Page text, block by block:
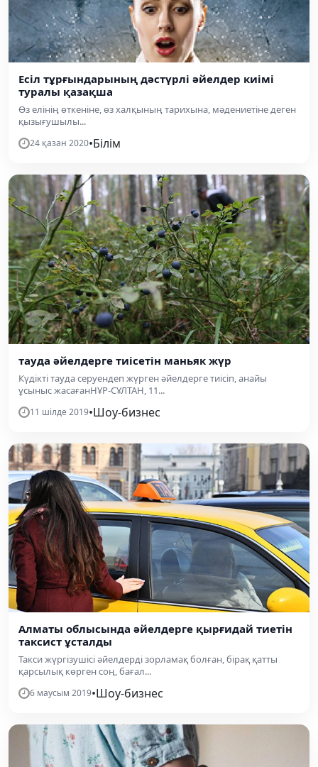
Есіл тұрғындарының дәстүрлі әйелдер киімі
туралы қазақша
Өз елінің өткеніне, өз халқының тарихына, мәдениетіне деген
қызығушылы...
24 қазан 2020•Білім
тауда әйелдерге тиісетін маньяк жүр
Күдікті тауда серуендеп жүрген әйелдерге тиісіп, анайы
ұсыныс жасағанНҰР-СҰЛТАН, 11...
11 шілде 2019•Шоу-бизнес
Алматы облысында әйелдерге қырғидай тиетін
таксист ұсталды
Такси жүргізушісі әйелдерді зорламақ болған, бірақ қатты
қарсылық көрген соң, бағал...
6 маусым 2019•Шоу-бизнес